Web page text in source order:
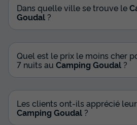
Dans quelle ville se trouve le
Goudal ?
Quel est le prix le moins cher
7 nuits au Camping Goudal ?
Les clients ont-ils apprécié
Camping Goudal ?